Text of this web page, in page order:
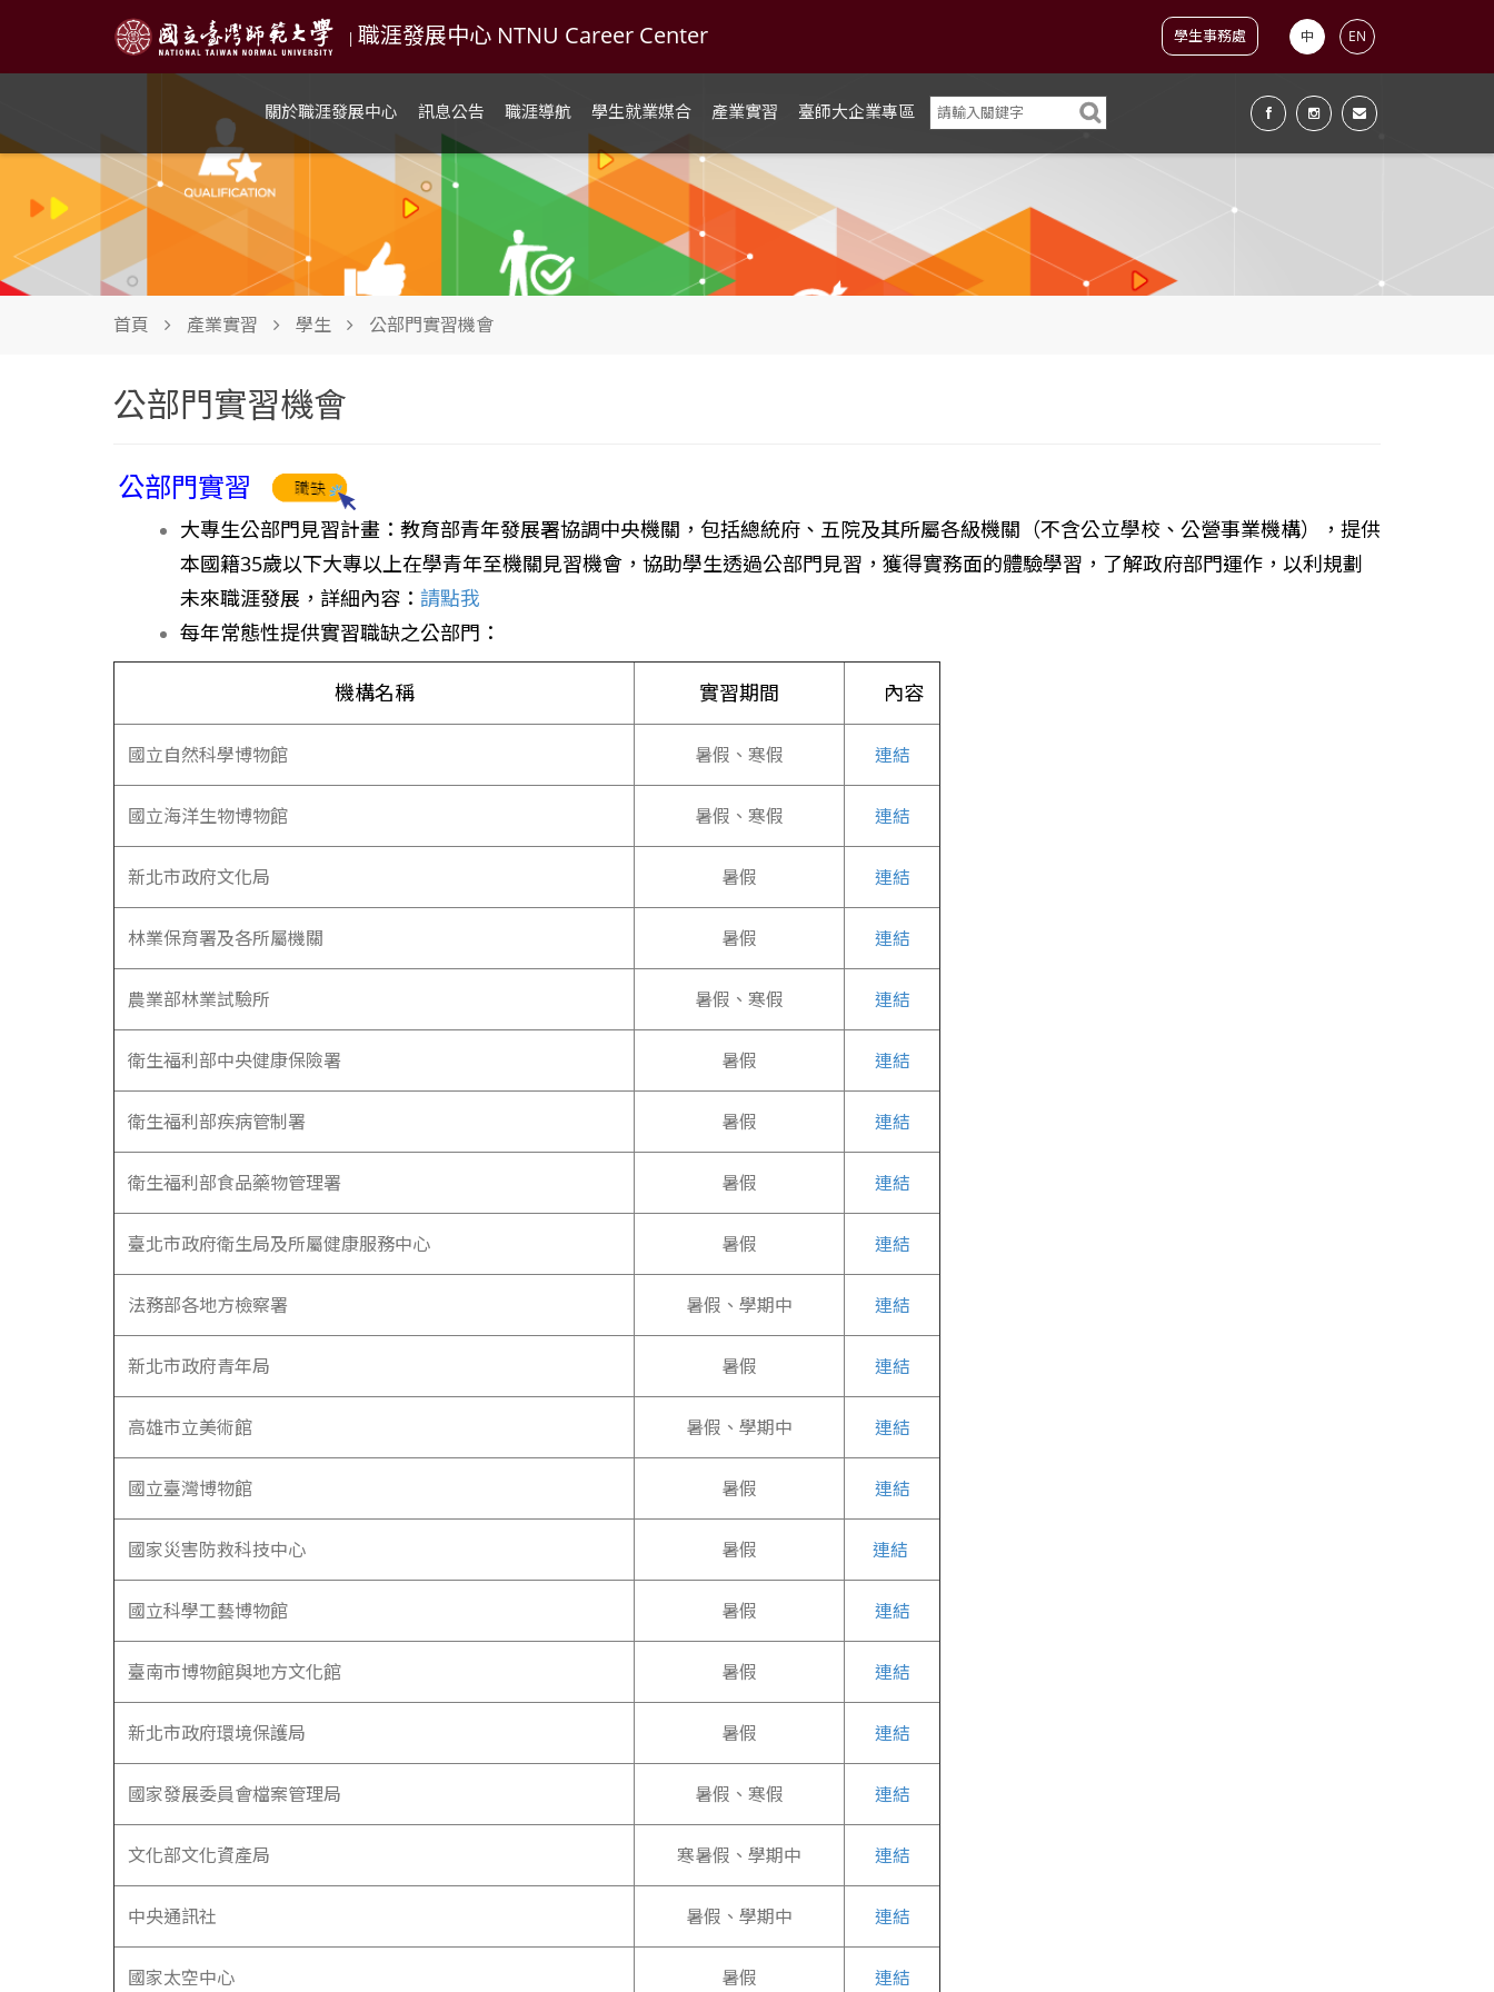
| 職涯發展中心 NTNU Career Center 學生事務處 中 EN
關於職涯發展中心 訊息公告 職涯導航 學生就業媒合 產業實習 臺師大企業專區
首頁 產業實習 學生 公部門實習機會
公部門實習機會
公部門實習
大專生公部門見習計畫： 教育部青年發展署協調中央機關，包括總統府、五院及其所屬各級機關（不含公立學校、公營事業機構），提供
本國籍35歲以下大專以上在學青年至機關見習機會，協助學生透過公部門見習，獲得實務面的體驗學習，了解政府部門運作，以利規劃
未來職涯發展，詳細內容： 請點我
每年常態性提供實習職缺之公部門：
機構名稱 實習期間 內容
國立自然科學博物館 暑假、寒假 連結
國立海洋生物博物館 暑假、寒假 連結
新北市政府文化局 暑假 連結
林業保育署及各所屬機關 暑假 連結
農業部林業試驗所 暑假、寒假 連結
衛生福利部中央健康保險署 暑假 連結
衛生福利部疾病管制署 暑假 連結
衛生福利部食品藥物管理署 暑假 連結
臺北市政府衛生局及所屬健康服務中心 暑假 連結
法務部各地方檢察署 暑假、學期中 連結
新北市政府青年局 暑假 連結
高雄市立美術館 暑假、學期中 連結
國立臺灣博物館 暑假 連結
國家災害防救科技中心 暑假 連結
國立科學工藝博物館 暑假 連結
臺南市博物館與地方文化館 暑假 連結
新北市政府環境保護局 暑假 連結
國家發展委員會檔案管理局 暑假、寒假 連結
文化部文化資產局 寒暑假、學期中 連結
中央通訊社 暑假、學期中 連結
國家太空中心 暑假 連結